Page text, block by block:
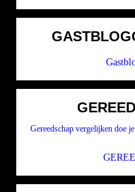
Gereedschap vergelijken doe